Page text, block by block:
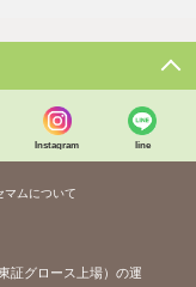
Instagram line
マムについて
証グロース上場）の運